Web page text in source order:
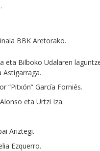
BBK Aretorako.
eta Bilboko Udalaren
Astigarraga.
“Pitxón” García Forniés.
eta Urtzi Iza.
Ariztegi.
Ezquerro.